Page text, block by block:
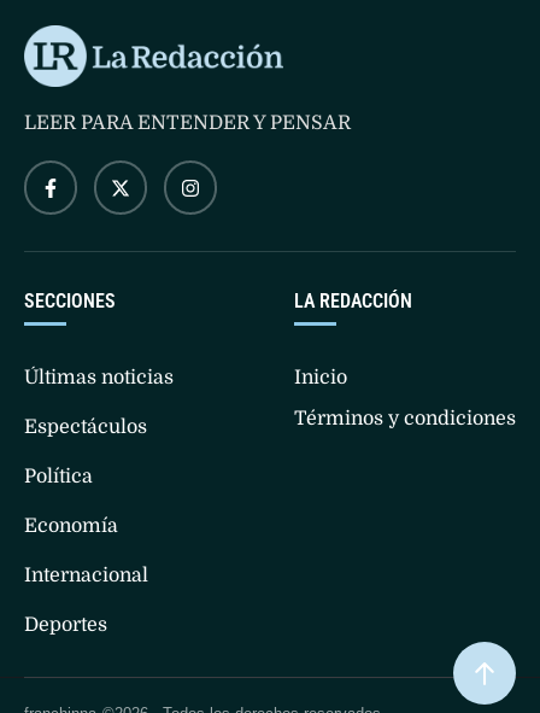
LA REDACCIÓN
Inicio
Términos y condiciones
SECCIONES
Últimas noticias
Espectáculos
Política
Economía
Internacional
Deportes
LEER PARA ENTENDER Y PENSAR